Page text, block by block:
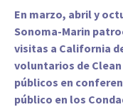
En marzo, abril y
Sonoma-Marin
visitas a California
voluntarios de
públicos en
público en los